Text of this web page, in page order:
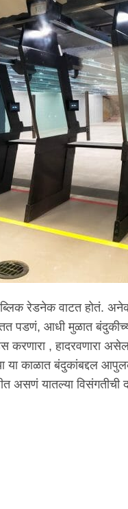
रेडनेक वाटत होतं. अनेक
आधी मुळात
करणारा , हादरवणारा
या काळात बंदुकांबद्दल
असणं यातल्या